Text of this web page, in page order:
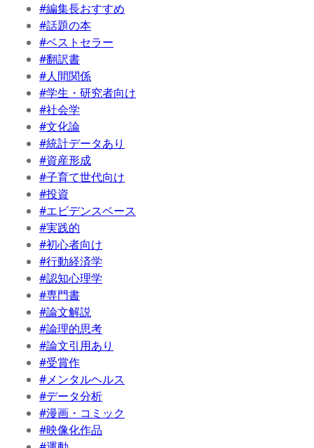
#編集長おすすめ
#話題の本
#ベストセラー
#翻訳書
#人間関係
#学生・研究者向け
#社会学
#文化論
#統計データあり
#資産形成
#子育て世代向け
#投資
#エビデンスベース
#実践的
#初心者向け
#行動経済学
#認知心理学
#専門書
#論文解説
#論理的思考
#論文引用あり
#受賞作
#メンタルヘルス
#データ分析
#漫画・コミック
#映像化作品